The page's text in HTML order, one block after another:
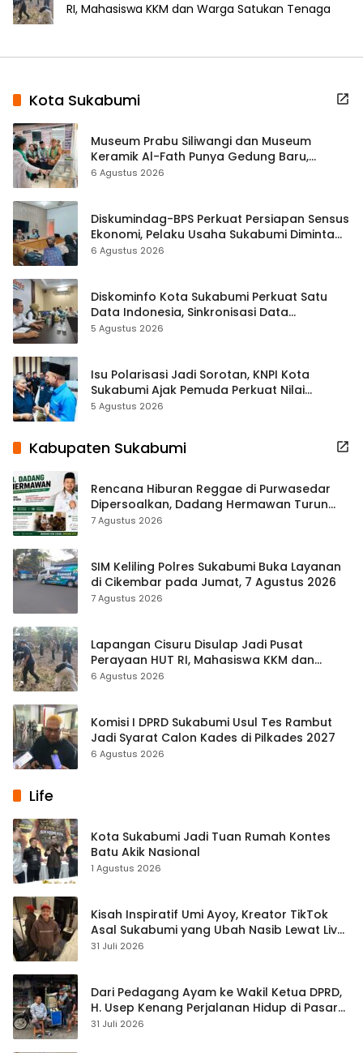
RI, Mahasiswa KKM dan Warga Satukan Tenaga
Kota Sukabumi
Museum Prabu Siliwangi dan Museum
Keramik Al-Fath Punya Gedung Baru,
Hampir 500 Koleksi Dipisahkan
6 Agustus 2026
Diskumindag-BPS Perkuat Persiapan Sensus
Ekonomi, Pelaku Usaha Sukabumi Diminta
Terbuka Beri Data
6 Agustus 2026
Diskominfo Kota Sukabumi Perkuat Satu
Data Indonesia, Sinkronisasi Data
Kewilayahan Dikebut
5 Agustus 2026
Isu Polarisasi Jadi Sorotan, KNPI Kota
Sukabumi Ajak Pemuda Perkuat Nilai
Kebangsaan
5 Agustus 2026
Kabupaten Sukabumi
Rencana Hiburan Reggae di Purwasedar
Dipersoalkan, Dadang Hermawan Turun
Memfasilitasi Musyawarah
7 Agustus 2026
SIM Keliling Polres Sukabumi Buka Layanan
di Cikembar pada Jumat, 7 Agustus 2026
7 Agustus 2026
Lapangan Cisuru Disulap Jadi Pusat
Perayaan HUT RI, Mahasiswa KKM dan
Warga Satukan Tenaga
6 Agustus 2026
Komisi I DPRD Sukabumi Usul Tes Rambut
Jadi Syarat Calon Kades di Pilkades 2027
6 Agustus 2026
Life
Kota Sukabumi Jadi Tuan Rumah Kontes
Batu Akik Nasional
1 Agustus 2026
Kisah Inspiratif Umi Ayoy, Kreator TikTok
Asal Sukabumi yang Ubah Nasib Lewat Live
Streaming
31 Juli 2026
Dari Pedagang Ayam ke Wakil Ketua DPRD,
H. Usep Kenang Perjalanan Hidup di Pasar
Cisaat
31 Juli 2026